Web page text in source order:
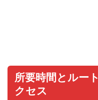
所要時間とルー
クセス